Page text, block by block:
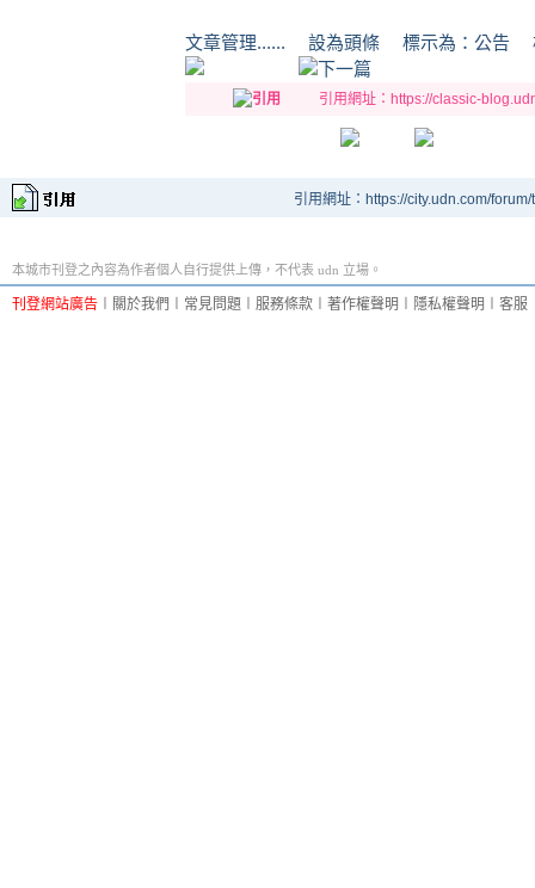
文章管理...... 設為頭條 標示為：公
引用網址：https://classic-
引用網址：https://city.udn.com/
本城市刊登之內容為作者個人自行提供上傳，不代表 udn 立場。
刊登網站廣告 關於我們 常見問題 服務條款 著作權聲明 隱私權聲明 客服